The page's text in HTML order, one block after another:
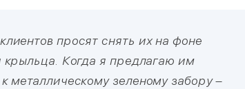
просят снять их на фоне
крыльца. Когда я предлагаю им
металлическому зеленому забору –